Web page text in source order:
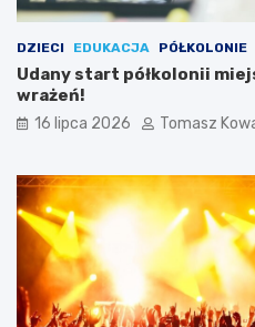
DZIECI EDUKACJA PÓŁKOLONIE
Udany start półkolonii
wrażeń!
16 lipca 2026 Tomasz